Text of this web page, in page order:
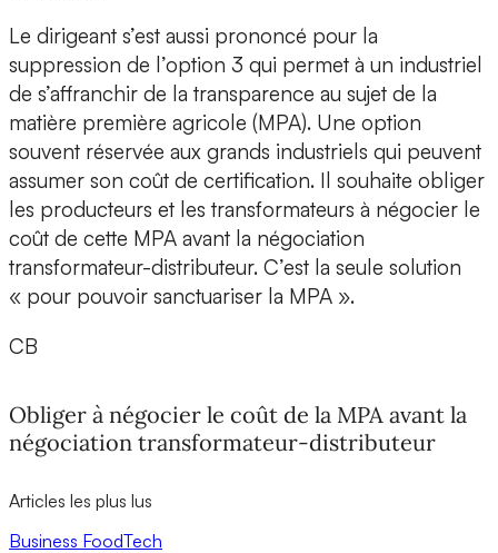
Le dirigeant s’est aussi prononcé pour la
suppression de l’option 3 qui permet à un industriel
de s’affranchir de la transparence au sujet de la
matière première agricole (MPA). Une option
souvent réservée aux grands industriels qui peuvent
assumer son coût de certification. Il souhaite obliger
les producteurs et les transformateurs à négocier le
coût de cette MPA avant la négociation
transformateur-distributeur. C’est la seule solution
« pour pouvoir sanctuariser la MPA ».
CB
Obliger à négocier le coût de la MPA avant la
négociation transformateur-distributeur
Articles les plus lus
Business FoodTech